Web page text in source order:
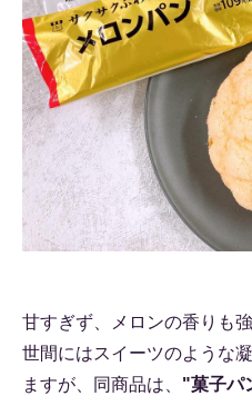
甘すぎず、メロンの香りも強
世間にはスイーツのような
ますが、同商品は、 "菓子パ